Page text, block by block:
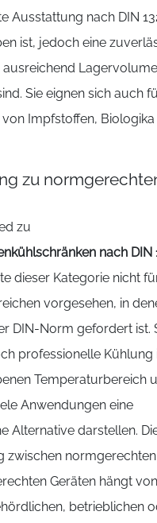
Ausstattung nach DIN
ist, jedoch eine
Sie eignen sich auch
Impfstoffen,
zu
zu
nach DIN
dieser Kategorie nicht
vorgesehen, in
DIN-Norm gefordert ist.
professionelle Kühlung
Temperaturbereich
Anwendungen eine
Alternative darstellen.
zwischen
Geräten hängt
betrieblichen